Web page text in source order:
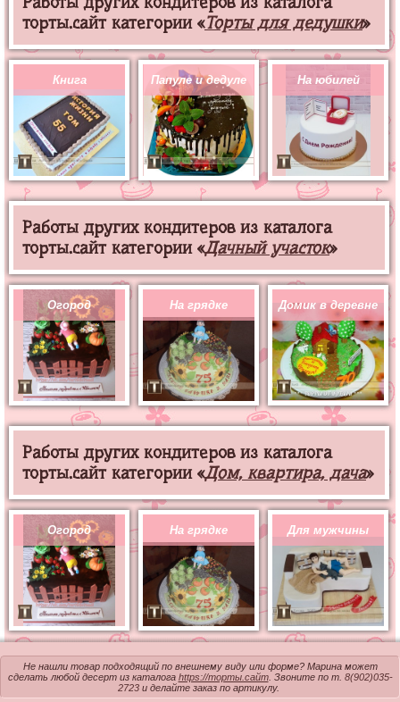
торты.сайт категории «Торты для дедушки»
Книга Папуле и дедуле На юбилей
Работы других кондитеров из каталога
торты.сайт категории «Дачный участок»
Огород На грядке Домик в деревне
Работы других кондитеров из каталога
торты.сайт категории «Дом, квартира, дача»
Огород На грядке Для мужчины
Не нашли товар подходящий по внешнему виду или форме? Марина может
сделать любой десерт из каталога https://торты.сайт. Звоните по т. 8(902)035-
2723 и делайте заказ по артикулу.